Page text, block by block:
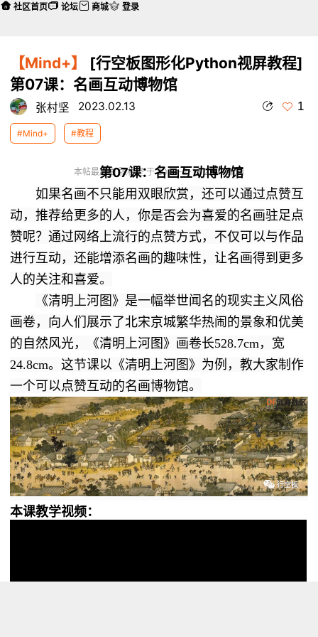
【Mind+】
[行空板图形化Python视屏教程]
第07课：名画互动博物馆
张村坚 2023.02.13 1
#Mind+ #教程
本帖最后由 张村坚 于 2023-2-13 21:27 编辑
第07课：名画互动博物馆
如果名画不只能用双眼欣赏，还可以通过点赞互
动，推荐给更多的人，你是否会为喜爱的名画驻足点
赞呢？通过网络上流行的点赞方式，不仅可以与作品
进行互动，还能增添名画的趣味性，让名画得到更多
人的关注和喜爱。
《清明上河图》是一幅举世闻名的现实主义风俗
画卷，向人们展示了北宋京城繁华热闹的景象和优美
的自然风光，《清明上河图》画卷长528.7cm，宽
24.8cm。这节课以《清明上河图》为例，教大家制作
一个可以点赞互动的名画博物馆。
本课教学视频：
社区首页 论坛 商城 登录